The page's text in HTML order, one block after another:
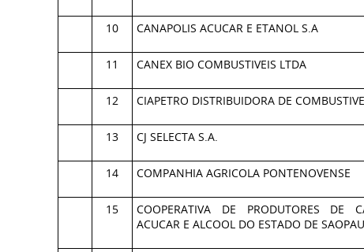
10 CANAPOLIS ACUCAR E ETANOL S.A
11 CANEX BIO COMBUSTIVEIS LTDA
12 CIAPETRO DISTRIBUIDORA DE
13 CJ SELECTA S.A.
14 COMPANHIA AGRICOLA PONTENOVENSE
15
COOPERATIVA DE PRODUTORES DE
ACUCAR E ALCOOL DO ESTADO DE